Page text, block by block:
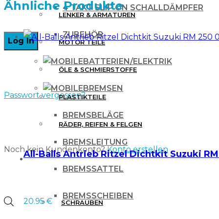
4 TAKT SLIP ON SCHALLDÄMPFER
ZUBEHÖR
BATTERIEN/ELEKTRIK
BREMSEN
BREMSBELÄGE
BREMSLEITUNG
BREMSSATTEL
BREMSSCHEIBEN
Passwort vergessen?
Noch kein Kundenkonto?Konto erstellen
Products
LENKER & ARMATUREN
MOTOR TEILE
ÖLE & SCHMIERSTOFFE
PLASTIKTEILE
RÄDER, REIFEN & FELGEN
WERKZEUG & ZUBEHÖR
SCHRAUBEN
Ähnliche Produkte
All-Balls Antrieb Ritzel Dichtkit Suzuki RM
20.95€